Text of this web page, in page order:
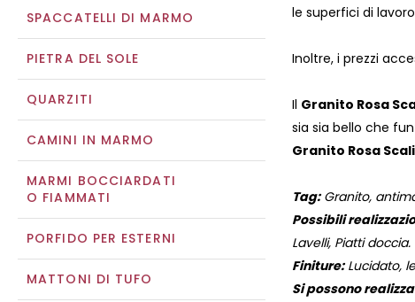
SPACCATELLI DI MARMO
PIETRA DEL SOLE
QUARZITI
CAMINI IN MARMO
MARMI BOCCIARDATI
O FIAMMATI
PORFIDO PER ESTERNI
MATTONI DI TUFO
le superfici di
Inoltre, i prezzi
Il Granito Rosa
sia sia bello che
Granito Rosa
Tag:Granito,
Possibili
Lavelli, Piatti doccia.
Finiture:Lucidato,
Si possono